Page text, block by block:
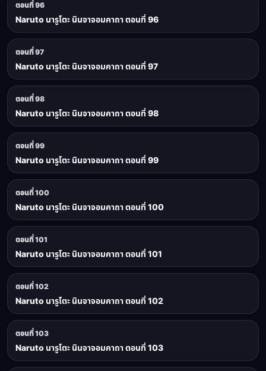
ตอนที่ 96
Naruto นารูโตะ นินจาจอมคาถา ตอนที่ 96
ตอนที่ 97
Naruto นารูโตะ นินจาจอมคาถา ตอนที่ 97
ตอนที่ 98
Naruto นารูโตะ นินจาจอมคาถา ตอนที่ 98
ตอนที่ 99
Naruto นารูโตะ นินจาจอมคาถา ตอนที่ 99
ตอนที่ 100
Naruto นารูโตะ นินจาจอมคาถา ตอนที่ 100
ตอนที่ 101
Naruto นารูโตะ นินจาจอมคาถา ตอนที่ 101
ตอนที่ 102
Naruto นารูโตะ นินจาจอมคาถา ตอนที่ 102
ตอนที่ 103
Naruto นารูโตะ นินจาจอมคาถา ตอนที่ 103